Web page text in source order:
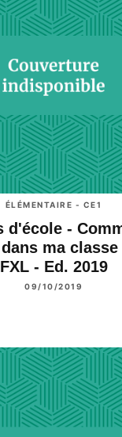
ÉLÉMENTAIRE - CE1
d'école -
ma classe
FXL - Ed. 2019
09/10/2019